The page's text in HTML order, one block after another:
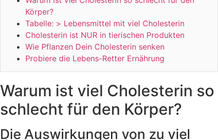
Körper?
Tabelle: > Lebensmittel mit viel Cholesterin
Cholesterin ist NUR in tierischen Produkten
Wie Pflanzen Dein Cholesterin senken
Probiere die Lebens-Retter Ernährung
Warum ist viel Cholesterin so
schlecht für den Körper?
Die Auswirkungen von zu viel